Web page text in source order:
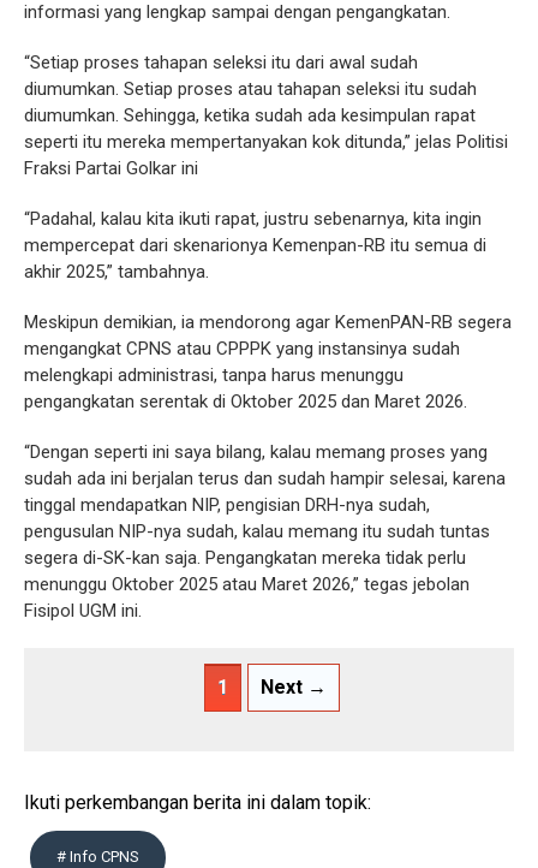
informasi yang lengkap sampai dengan pengangkatan.
“Setiap proses tahapan seleksi itu dari awal sudah
diumumkan. Setiap proses atau tahapan seleksi itu sudah
diumumkan. Sehingga, ketika sudah ada kesimpulan rapat
seperti itu mereka mempertanyakan kok ditunda,” jelas Politisi
Fraksi Partai Golkar ini
“Padahal, kalau kita ikuti rapat, justru sebenarnya, kita ingin
mempercepat dari skenarionya Kemenpan-RB itu semua di
akhir 2025,” tambahnya.
Meskipun demikian, ia mendorong agar KemenPAN-RB segera
mengangkat CPNS atau CPPPK yang instansinya sudah
melengkapi administrasi, tanpa harus menunggu
pengangkatan serentak di Oktober 2025 dan Maret 2026.
“Dengan seperti ini saya bilang, kalau memang proses yang
sudah ada ini berjalan terus dan sudah hampir selesai, karena
tinggal mendapatkan NIP, pengisian DRH-nya sudah,
pengusulan NIP-nya sudah, kalau memang itu sudah tuntas
segera di-SK-kan saja. Pengangkatan mereka tidak perlu
menunggu Oktober 2025 atau Maret 2026,” tegas jebolan
Fisipol UGM ini.
1 Next →
Ikuti perkembangan berita ini dalam topik:
# Info CPNS